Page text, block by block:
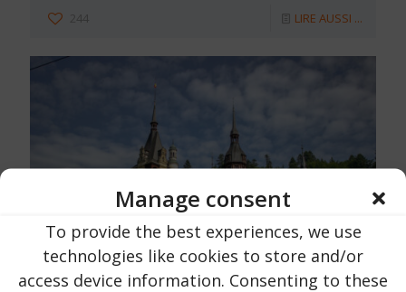
Manage consent
To provide the best experiences, we use
technologies like cookies to store and/or
access device information. Consenting to these
244 LIRE AUSSI ...